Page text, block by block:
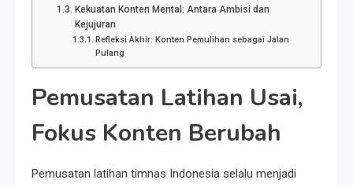
Kekuatan Konten Mental: Antara Ambisi dan
Kejujuran
Refleksi Akhir: Konten Pemulihan sebagai Jalan
Pulang
Pemusatan Latihan Usai,
Fokus Konten Berubah
Pemusatan latihan timnas Indonesia selalu menjadi